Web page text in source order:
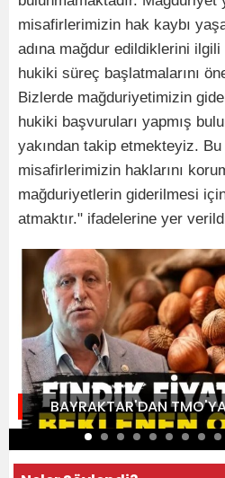
misafirlerimizin hak kaybı
adına mağdur edildiklerini
hukiki süreç başlatmalarını
Bizlerde mağduriyetimizin
hukiki başvuruları yapmış
yakından takip etmekteyiz. Bu
misafirlerimizin haklarını
mağduriyetlerin giderilmesi
atmaktır." ifadelerine yer
BAYRAKTAR'DAN